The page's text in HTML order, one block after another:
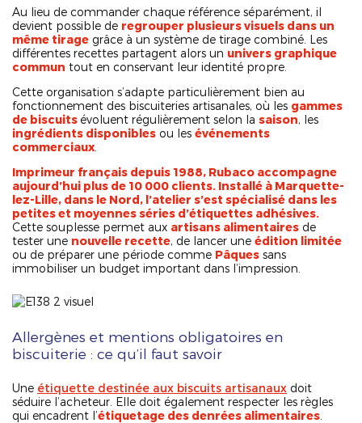
Au lieu de commander chaque référence séparément, il
devient possible de regrouper plusieurs visuels dans un
même tirage grâce à un système de tirage combiné. Les
différentes recettes partagent alors un univers graphique
commun tout en conservant leur identité propre.
Cette organisation s’adapte particulièrement bien au
fonctionnement des biscuiteries artisanales, où les gammes
de biscuits évoluent régulièrement selon la saison, les
ingrédients disponibles ou les événements
commerciaux
Imprimeur français depuis 1988, Rubaco accompagne
aujourd’hui plus de 10 000 clients. Installé à Marquette-
lez-Lille, dans le Nord, l’atelier s’est spécialisé dans les
petites et moyennes séries d’étiquettes adhésives.
Cette souplesse permet aux artisans alimentaires de
tester une nouvelle recette, de lancer une édition limitée
ou de préparer une période comme Pâques sans
immobiliser un budget important dans l’impression.
Allergènes et mentions obligatoires en
biscuiterie : ce qu’il faut savoir
Une étiquette destinée aux biscuits artisanaux doit
séduire l’acheteur. Elle doit également respecter les règles
qui encadrent l’étiquetage des denrées alimentaires